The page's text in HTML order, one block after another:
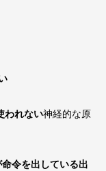
われない神経的な原
命令を出している出